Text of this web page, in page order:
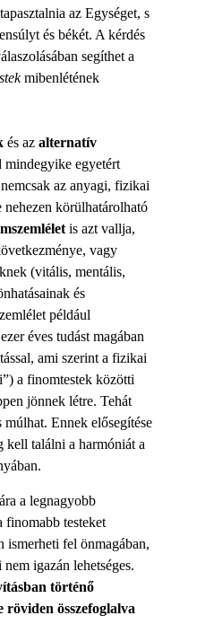
az Egységet, s
és békét. A kérdés
segíthet a
mibenlétének
és az alternatív
mindegyike egyetért
az anyagi, fizikai
körülhatárolható
is azt vallja,
vagy
(vitális, mentális,
és
például
éves tudást magában
ami szerint a fizikai
a finomtestek közötti
jönnek létre. Tehát
Ennek elősegítése
kell találni a harmóniát a
a legnagyobb
finomabb testeket
ismerheti fel önmagában,
igazán lehetséges.
történő
röviden összefoglalva